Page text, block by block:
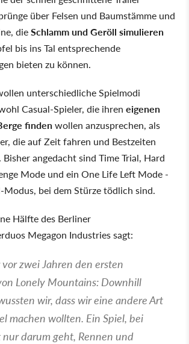
über Felsen und Baumstämme und
dieSchlamm und Geröll simulieren
bis ins Tal entsprechende
bieten zu können.
unterschiedliche Spielmodi
Casual-Spieler, die ihren eigenen
findenwollen anzusprechen, als
die auf Zeit fahren und Bestzeiten
angedacht sind Time Trial, Hard
Mode und ein One Life Left Mode -
bei dem Stürze tödlich sind.
Hälfte des Berliner
Megagon Industries sagt:
zwei Jahren den ersten
Lonely Mountains: Downhill
wir, dass wir eine andere Art
machen wollten. Ein Spiel, bei
darum geht, Rennen und